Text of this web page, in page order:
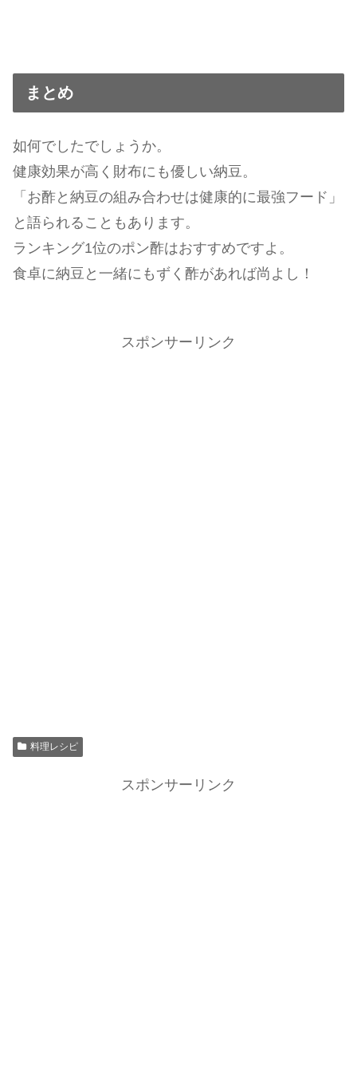
まとめ
如何でしたでしょうか。
健康効果が高く財布にも優しい納豆。
「お酢と納豆の組み合わせは健康的に最強フード」
と語られることもあります。
ランキング1位のポン酢はおすすめですよ。
食卓に納豆と一緒にもずく酢があれば尚よし！
スポンサーリンク
料理レシピ
スポンサーリンク